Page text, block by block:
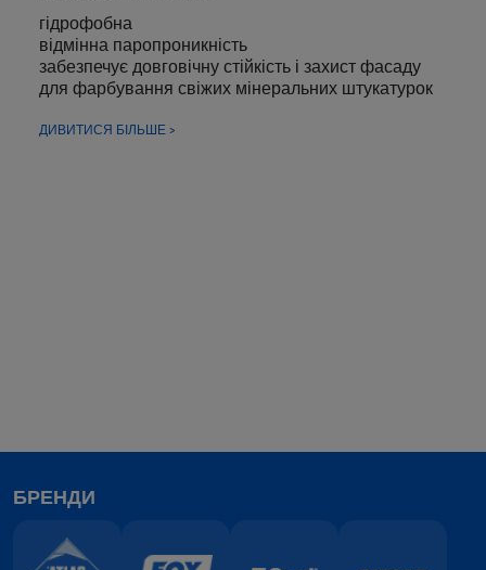
гідрофобна
відмінна паропроникність
забезпечує довговічну стійкість і захист фасаду
для фарбування свіжих мінеральних штукатурок
ДИВИТИСЯ БІЛЬШЕ >
БРЕНДИ